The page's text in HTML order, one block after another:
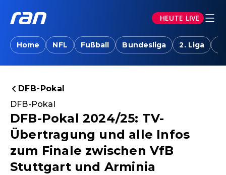
HEUTE LIVE
Home NFL Fußball Bundesliga 2. Liga
DFB-Pokal
DFB-Pokal
DFB-Pokal 2024/25: TV-
Übertragung und alle Infos
zum Finale zwischen VfB
Stuttgart und Arminia